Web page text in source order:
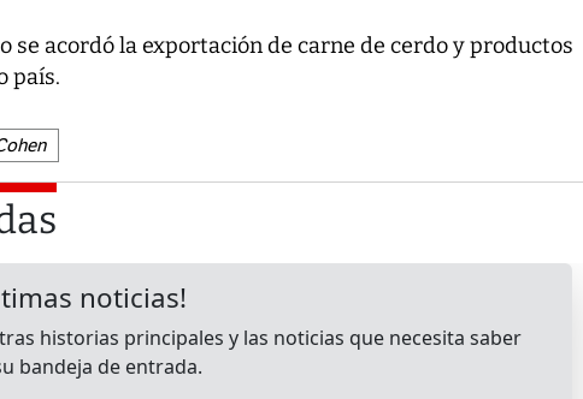
se acordó la exportación de carne de cerdo y productos
país.